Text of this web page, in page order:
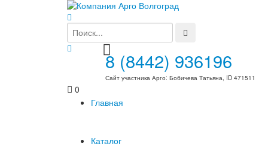
8 (8442) 936196
Сайт участника Арго: Бобичева Татьяна, ID 471511
0
Главная
Каталог